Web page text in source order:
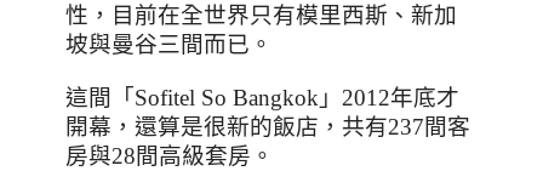
性，目前在全世界只有模里西斯、新加
坡與曼谷三間而已。
這間「Sofitel So Bangkok 」 2012年底才
開幕，還算是很新的飯店，共有237間客
房與28間高級套房。